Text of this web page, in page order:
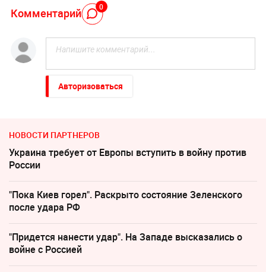
Комментарий 0
Авторизоваться
НОВОСТИ ПАРТНЕРОВ
Украина требует от Европы вступить в войну против
России
"Пока Киев горел". Раскрыто состояние Зеленского
после удара РФ
"Придется нанести удар". На Западе высказались о
войне с Россией